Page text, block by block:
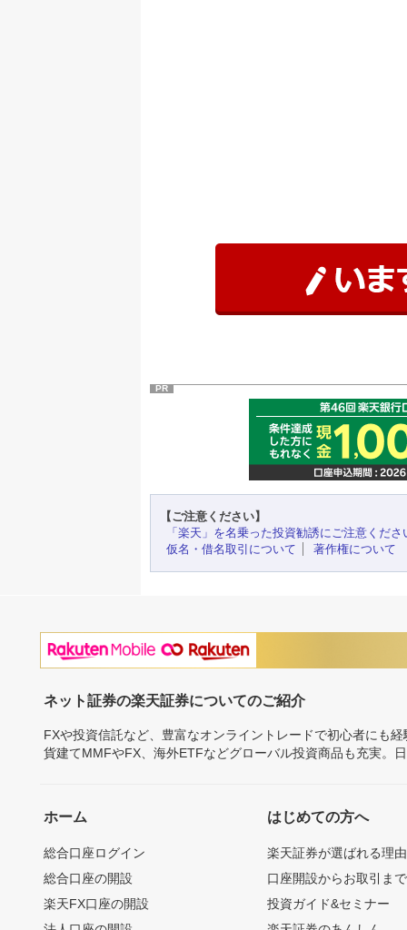
PR
【ご注意ください】
「楽天」を名乗った投資勧誘にご注意くださ
仮名・借名取引について
著作権について
ネット証券の楽天証券についてのご紹介
FXや投資信託など、豊富なオンライントレードで初心者にも
貨建てMMFやFX、海外ETFなどグローバル投資商品も充実。
ホーム
総合口座ログイン
総合口座の開設
楽天FX口座の開設
はじめての方へ
楽天証券が選ばれる理由
口座開設からお取引ま
投資ガイド&セミナー